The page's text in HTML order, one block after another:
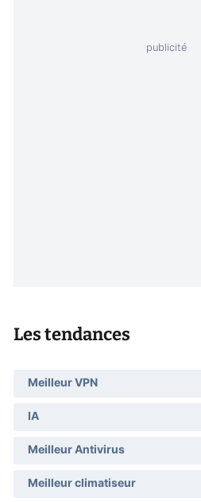
Les tendances
Meilleur VPN
IA
Meilleur Antivirus
Meilleur climatiseur